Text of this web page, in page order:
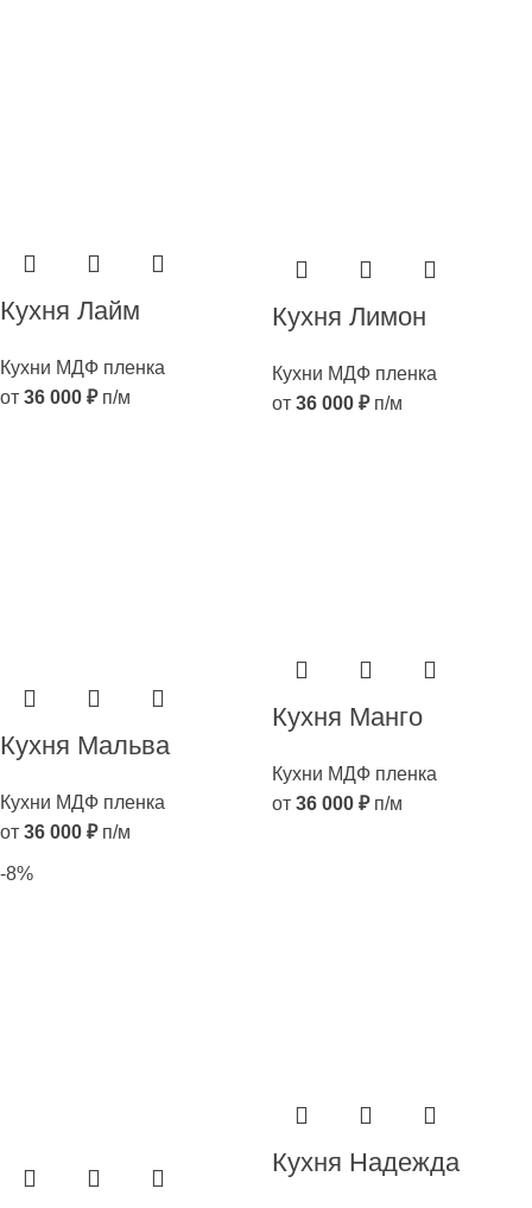
Кухня Лайм
Кухни МДФ пленка
от 36 000 ₽п/м
Кухня Лимон
Кухни МДФ пленка
от 36 000 ₽п/м
Кухня Мальва
Кухни МДФ пленка
от 36 000 ₽п/м
Кухня Манго
Кухни МДФ пленка
от 36 000 ₽п/м
-8%
Кухня Надежда